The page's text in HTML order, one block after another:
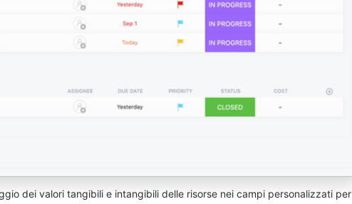
dei valori tangibili e intangibili delle risorse nei campi personalizzati per